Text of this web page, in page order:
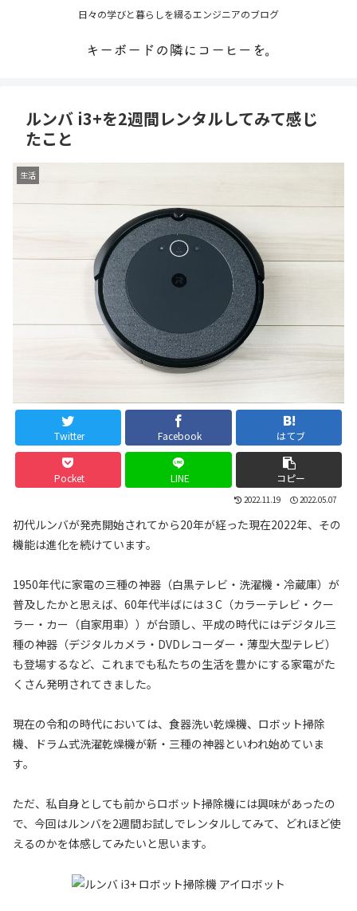
日々の学びと暮らしを綴るエンジニアのブログ
ルンバ i3+を2週間レンタルしてみて感じ
たこと
生活
Twitter Facebook はてブ
Pocket LINE コピー
2022.11.19 2022.05.07
初代ルンバが発売開始されてから20年が経った現在2022年、その
機能は進化を続けています。
1950年代に家電の三種の神器（白黒テレビ・洗濯機・冷蔵庫）が
普及したかと思えば、60年代半ばには３C（カラーテレビ・クー
ラー・カー（自家用車））が台頭し、平成の時代にはデジタル三
種の神器（デジタルカメラ・DVDレコーダー・薄型大型テレビ）
も登場するなど、これまでも私たちの生活を豊かにする家電がた
くさん発明されてきました。
現在の令和の時代においては、食器洗い乾燥機、ロボット掃除
機、ドラム式洗濯乾燥機が新・三種の神器といわれ始めていま
す。
ただ、私自身としても前からロボット掃除機には興味があったの
で、今回はルンバを2週間お試しでレンタルしてみて、どれほど使
えるのかを体感してみたいと思います。